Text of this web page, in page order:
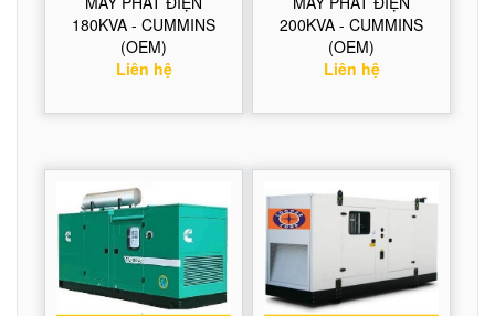
180KVA - CUMMINS
(OEM)
Liên hệ
200KVA - CUMMINS
(OEM)
Liên hệ